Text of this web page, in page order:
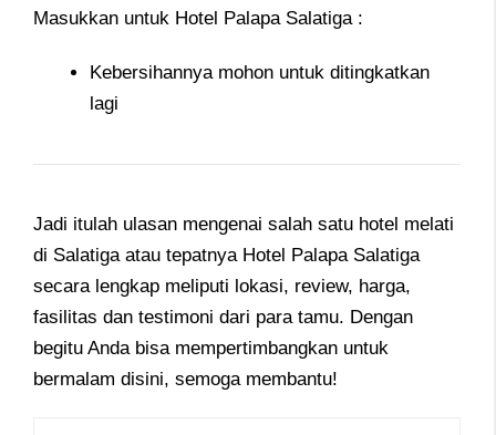
Masukkan untuk Hotel Palapa Salatiga :
Kebersihannya mohon untuk ditingkatkan
lagi
Jadi itulah ulasan mengenai salah satu hotel melati
di Salatiga atau tepatnya Hotel Palapa Salatiga
secara lengkap meliputi lokasi, review, harga,
fasilitas dan testimoni dari para tamu. Dengan
begitu Anda bisa mempertimbangkan untuk
bermalam disini, semoga membantu!